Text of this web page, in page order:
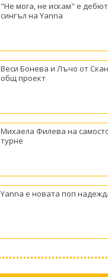
"Не мога, не искам" е
сингъл на Yanna
Веси Бонева и Лъчо от
общ проект
Михаела Филева на
турне
Yanna е новата поп